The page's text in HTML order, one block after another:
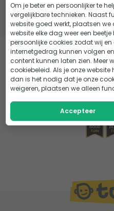
Lees het advies
Eerder bekeken door jou
Om je beter en persoonlijker te
vergelijkbare technieken. Naast
website goed werkt, plaatsen
website elke dag weer een
persoonlijke cookies zodat wij
internetgedrag kunnen volgen
content kunnen laten zien. Meer
cookiebeleid. Als je onze
dan is het nodig dat je onze
weigeren, plaatsen we alleen
Accepteer